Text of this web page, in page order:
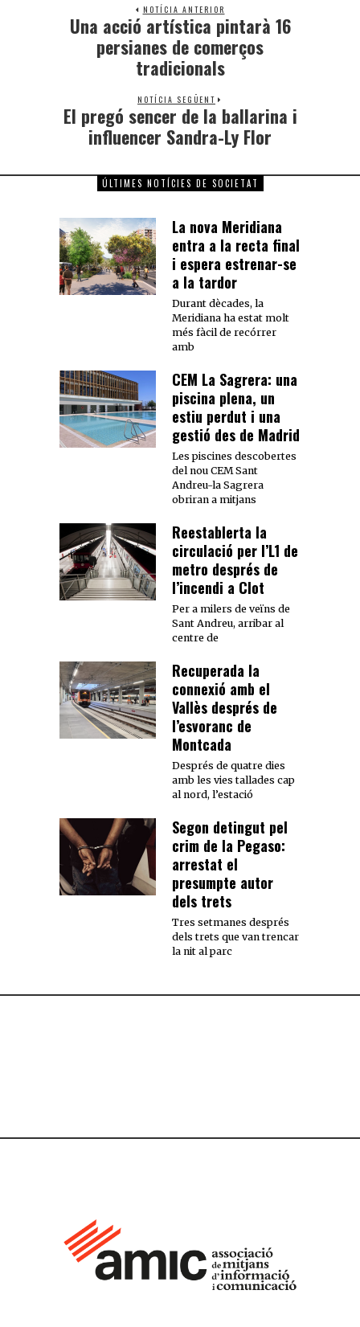
NOTÍCIA ANTERIOR
Una acció artística pintarà 16
persianes de comerços
tradicionals
NOTÍCIA SEGÜENT
El pregó sencer de la ballarina i
influencer Sandra-Ly Flor
ÚLTIMES NOTÍCIES DE SOCIETAT
La nova Meridiana
entra a la recta final
i espera estrenar-se
a la tardor
Durant dècades, la
Meridiana ha estat molt
més fàcil de recórrer
amb
CEM La Sagrera: una
piscina plena, un
estiu perdut i una
gestió des de Madrid
Les piscines descobertes
del nou CEM Sant
Andreu-la Sagrera
obriran a mitjans
Reestablerta la
circulació per l’L1 de
metro després de
l’incendi a Clot
Per a milers de veïns de
Sant Andreu, arribar al
centre de
Recuperada la
connexió amb el
Vallès després de
l’esvoranc de
Montcada
Després de quatre dies
amb les vies tallades cap
al nord, l’estació
Segon detingut pel
crim de la Pegaso:
arrestat el
presumpte autor
dels trets
Tres setmanes després
dels trets que van trencar
la nit al parc